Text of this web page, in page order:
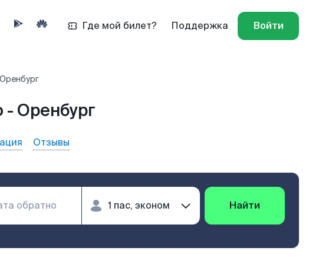
Где мой билет? Поддержка Войти
Оренбург
Отзывы
Найти